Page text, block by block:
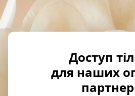
Доступ
для наших